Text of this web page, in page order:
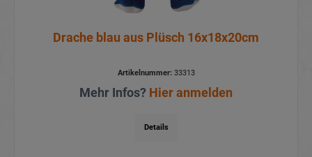
Drache blau aus Plüsch 16x18x20cm
Artikelnummer:33313
Mehr Infos? Hier anmelden
Details